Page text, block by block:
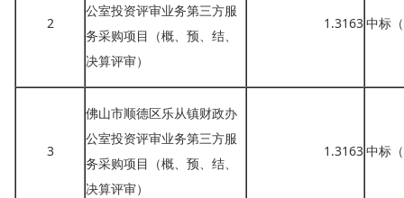
2
公室投资评审业务第三方服
务采购项目（概、预、结、
决算评审）
1.3163中标
3
佛山市顺德区乐从镇财政办
公室投资评审业务第三方服
务采购项目（概、预、结、
决算评审）
1.3163中标